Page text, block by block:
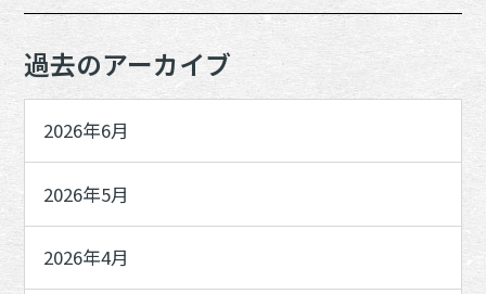
過去のアーカイブ
2026年6月
2026年5月
2026年4月